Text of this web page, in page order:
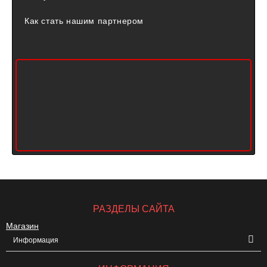
Как стать нашим партнером
РАЗДЕЛЫ САЙТА
Магазин
Информация